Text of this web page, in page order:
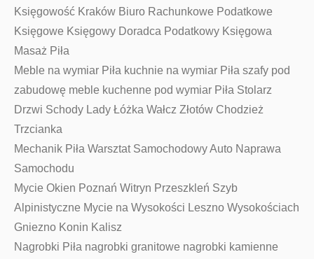
Księgowość Kraków Biuro Rachunkowe Podatkowe
Księgowe Księgowy Doradca Podatkowy Księgowa
Masaż Piła
Meble na wymiar Piła kuchnie na wymiar Piła szafy pod
zabudowę meble kuchenne pod wymiar Piła Stolarz
Drzwi Schody Lady Łóżka Wałcz Złotów Chodzież
Trzcianka
Mechanik Piła Warsztat Samochodowy Auto Naprawa
Samochodu
Mycie Okien Poznań Witryn Przeszkleń Szyb
Alpinistyczne Mycie na Wysokości Leszno Wysokościach
Gniezno Konin Kalisz
Nagrobki Piła nagrobki granitowe nagrobki kamienne